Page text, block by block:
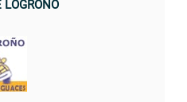
LOGROÑO